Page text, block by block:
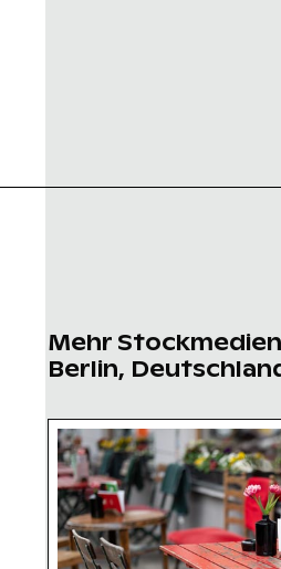
Mehr
Berlin,
Café-Tisch im Freien